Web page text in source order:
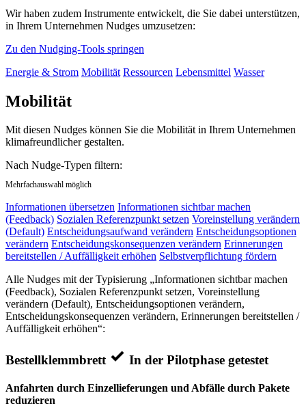
Wir haben zudem Instrumente entwickelt, die Sie dabei unterstützen,
in Ihrem Unternehmen Nudges umzusetzen:
Zu den Nudging-Tools springen
Energie & Strom Mobilität Ressourcen Lebensmittel Wasser
Mobilität
Mit diesen Nudges können Sie die Mobilität in Ihrem Unternehmen
klimafreundlicher gestalten.
Nach Nudge-Typen filtern:
Mehrfachauswahl möglich
Informationen übersetzen Informationen sichtbar machen
(Feedback) Sozialen Referenzpunkt setzen Voreinstellung verändern
(Default) Entscheidungsaufwand verändern Entscheidungsoptionen
verändern Entscheidungskonsequenzen verändern Erinnerungen
bereitstellen / Auffälligkeit erhöhen Selbstverpflichtung fördern
Alle Nudges mit der Typisierung „Informationen sichtbar machen
(Feedback), Sozialen Referenzpunkt setzen, Voreinstellung
verändern (Default), Entscheidungsoptionen verändern,
Entscheidungskonsequenzen verändern, Erinnerungen bereitstellen /
Auffälligkeit erhöhen“:
Bestellklemmbrett In der Pilotphase getestet
Anfahrten durch Einzellieferungen und Abfälle durch Pakete
reduzieren